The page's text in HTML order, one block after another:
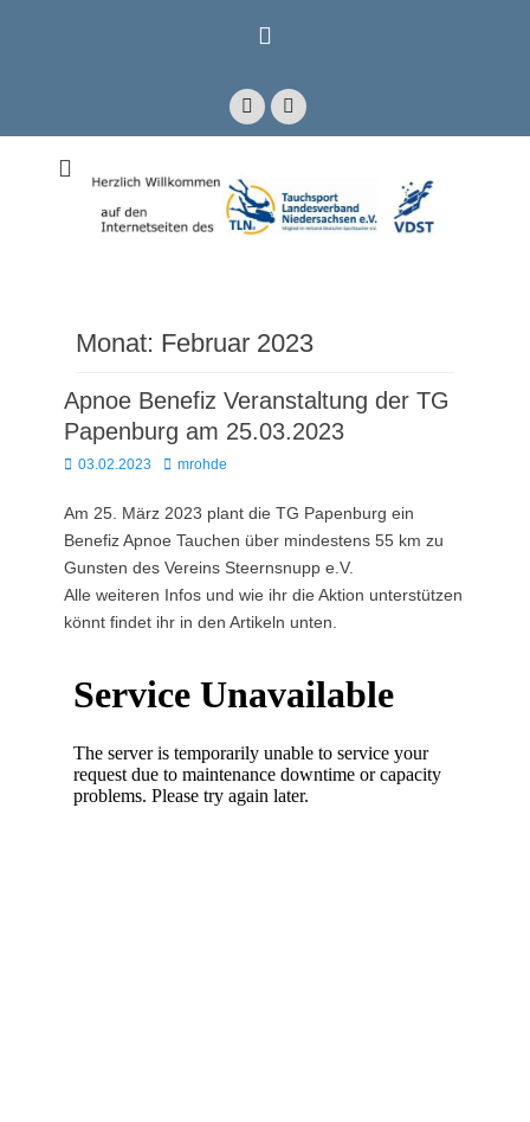
FacebookE-
Mail
Tauchsport
Landesverband
Monat: Februar 2023
Apnoe Benefiz Veranstaltung der TG
Papenburg am 25.03.2023
Posted
03.02.2023 Autor
mrohde
Am 25. März 2023 plant die TG Papenburg ein
Benefiz Apnoe Tauchen über mindestens 55 km zu
Gunsten des Vereins Steernsnupp e.V.
Alle weiteren Infos und wie ihr die Aktion unterstützen
könnt findet ihr in den Artikeln unten.